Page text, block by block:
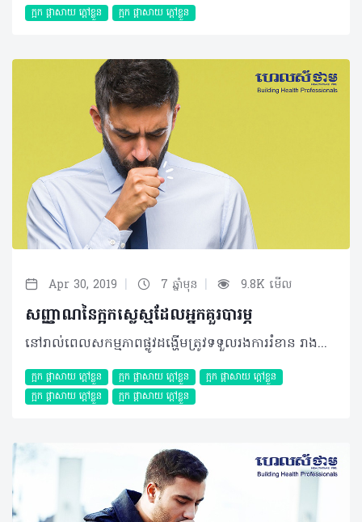
ក្អក ផ្តាសាយ ក្តៅខ្លួន ក្អក ផ្តាសាយ ក្តៅខ្លួន
Apr 30, 2019 | 7 ឆ្នាំមុន | 9.8K មើល
សញ្ញាណនៃក្អកស្លេស្មដែលអ្នកគួរបារម្ភ
នៅរាល់ពេលសកម្មភាពផ្លូវដង្ហើមត្រូវទទួលរងការរំខាន រាងកាយរបស់យើងម្នាក់ៗមានសមត្ថភាពធ្វើការឆ្លើយតបទៅវិញ ដោយអ្នកអាចសង្កេតឃើញស្តែងមានឡើងតាមរយៈការក្អក។ ក្អក ត្រូវបានគេចែកចេញជា ២ប្រភេទ គឺក្អកស្លេស្ម និងក្អកស្ងួត ដែលប្រភេទក្អកទាំងពីរប្រភេទនេះបណ្តាលមកពីរេផ្លិចដោយស្វ័យប្រវត្តិនៃប្រព័ន្ធដង្ហើមក្នុងការរុញច្រានសារធាតុពីខាងក្រៅចេញដើម្បីបញ្ចៀសការបង្ករោគផ្សេងៗ។ យ៉ាងណាក៏ដោយមូលហេតុបង្ក និងលក្ខខណ្ឌដែលគួរឲ្យព្រួយបារម្ភនៃប្រភេទក្អកទាំងពីរមានលក្ខណៈសម្គាល់ផ្សេងៗគ្នា។ អត្ថបទលេខមុន ហេលស៍ថាម ប្រូ បានបង្ហាញរួចមកហើយអំពីសញ្ញាណដែលអ្នកគួរយកចិត្តទុកដាក់ និងការណែនាំពីវិធីព្យាបាលមួយចំនួនចំពោះអាការៈក្អកស្ងួត ហើយលេខនេះ អ្នកអានទាំងអស់នឹងអាចបន្តការស្វែងយល់អំពីអាការៈ ក្អកស្លេស្ម វិញម្តង។ អ្វីជាក្អកស្លេស្ម? ស្លេស្មជាការដាច់ចេញនៃភ្នាសសើម (Mucus) ដែលបានផលិតនៅក្នុងសួត និងផ្លូវដង្ហើមដែលនៅជិតៗនោះ។ ប្រភេទនៃភ្នាសសើមនេះមានតួនាទីក្នុងការការពារមេរោគ និងសារធាតុផ្សេងទៀតដែលបានចូលទៅក្នុងផ្លូវដង្ហើម និងសួត ដោយធ្វើឲ្យសារធាតុរំខានទាំងនោះស្អិតជាប់ និងត្រូវបានបញ្ចេញតាមរយៈការក្អកមកខាងក្រៅវិញ។ មូលហេតុបង្ក ភាគច្រើនក្អកស្លេស្ម បណ្តាលមកពីការបង្ករោគដោយសារបាក់តេរី ឬមេរោគ ការច្រាលទឹកអាស៊ីតក្រពះ ឬបញ្ហាអាល្លែកហ្ស៊ីនានាដែលខុសប្លែកពីមូលហេតុរបស់ក្អកស្ងួត។ ជាក់ស្តែង ប្រសិនបើអ្នកនៅតែបន្តក្អកក្នុងរយៈពេល ២ទៅ៣សប្តាហ៍ដោយមិនបានធូរស្រាល ឬកាន់តែធ្ងន់ធ្ងរនោះមូលហេតុបង្កអាចមានដូចជា៖ - ជំងឺរលាកទងសួត៖ ក្នុងករណីស្រួចស្រាវ ការរលាកនេះអាចបណ្តាលមកពីពពួកបាក់តេរី ឬមេរោគ ប៉ុន្តែក្នុងករណីរ៉ាំរ៉ៃគឺអាចបណ្តាលមកពីការជក់បារី។ ស្លេស្មប្រភេទនេះអាចបញ្ចេញមកមានពណ៌លឿង ប្រផេះ ឬពណ៌បៃតង - ជំងឺរលាកសួត៖ ជាការបង្ករោគនៅក្នុងសួតដោយពពួកបាក់តេរី មេរោគ ឬផ្សិត ដែលអាចបណ្តាលឲ្យមានគ្រោះថ្នាក់ដល់អាយុជីវិត ប្រសិនបើមិនបានព្យាបាលទាន់ពេលវេលា។ ស្លេស្ម ក្នុងការរលាកប្រភេទនេះអាចមានពណ៌លឿង បៃតង ត្នោត ឬមានលាយឡំទៅដោយឈាមទៀតផង - COPD ( Chronic Obstructive Pneumonia Disease)៖ ជាបណ្តុំនៃលក្ខខណ្ធដែលស្តែងឡើងជាការខូចខាតទាំងសរីរាង្គសួត និងទងសួតដែលភាគច្រើនមូលហេតុនៃជំងឺនេះគឺបណ្តាលមកពីការជក់បារី - Cystic Fibrosis៖ ជាប្រភេទជំងឺតំណពូជដែលបណ្តាលមកពីមានការខូចខាតហ្សែន ដោយសភាពផ្លូវដង្ហើមប្រែជារួមតូច ហើយត្រូវបានរាំងខ្ទប់ដោយសារស្លេស្ម ដែលជាហេតុបណ្តាលឲ្យរឹតតែពិបាកក្នុងការដកដង្ហើម។ ម៉្យាងស្លេស្មដែលឡើងក្រាស់នេះបានក្លាយជាលក្ខខណ្ឌដ៏អំណោយផលសម្រាប់ការលូតលាស់របស់បាក់តេរីទៀតផង - ជំងឺហឺត៖ អ្នកជំងឺដែលមានបញ្ហាហឺត តែងមានផ្លូវដង្ហើមដែលងាយទទួលរងប្រតិកម្មជាមួយសារធាតុដែលអាចបង្កឲ្យមានអាល្លែកហ្ស៊ី សារធាតុពុលពីបរិស្ថាន ឬការបង្ករោគនៅផ្លូវដង្ហើម។ ភាពងាយប្រតិកម្មនេះបណ្តាលឲ្យផ្លូវដង្ហើមទៅជារលាក ព្រមទាំងបង្កើតនូវស្លេស្មយ៉ាងច្រើន - ជំងឺរបេង៖ ជាជំងឺផ្លូវដង្ហើមដែលបង្កមកពីមេរោគឈ្មោះ មីកូបាក់តេរ៉ូម (Mycobacterium)។ សញ្ញាណនៃជំងឺនេះមានដូចជា ក្អកស្លេស្មរ៉ាំរ៉ៃពណ៌បៃតង ឬមានឈាម ស្រកទម្ងន់ ក្តៅខ្លួន រងាញាក់ និងបែកញើសពេលយប់ជាដើម។ ករណីប្រញាប់ស្វែងរកការព្យាបាល អ្នកត្រូវប្រញាប់ទៅជួបគ្រូពេទ្យឯកទេសប្រព័ន្ធផ្លូវដង្ហើមជាបន្ទាន់ក្នុងករណីដែល៖ - អាការៈ ក្អក កើតមានឡើងលើសពី ២ទៅ៣សប្តាហ៍ - ការព្យាបាលបែបធម្មជាតិ និងការប្រើប្រាស់ថ្នាំដោយគ្មានវេជ្ជបញ្ជា (OTC Drugs) មិនមានប្រសិទ្ធភាព - ក្តៅខ្លួនលើសពី ៣៨°C - សង្ស័យមានសញ្ញានៃជំងឺរបេង - ក្អកមានឈាម ស្លេស្មពណ៌បៃតង លឿង ប្រផេះ - ពិបាកក្នុងការដកដង្ហើម ដកដង្ហើមញាប់ ឈឺទ្រូង វិលមុខ ឬសន្លប់ជាដើម។ ©2019 រក្សាសិទ្ធិគ្រប់យ៉ាង​ដោយ Healthtime Corporation ចំពោះគ្រប់អត្ថបទដោយគ្មានផ្នែកណាមួយត្រូវបោះពុម្ពផ្សាយចូល ប្រព័ន្ធអុីនធឺណែតឧបករណ៍អេឡិចត្រូនិកអាត់ជាសំឡេងឬថតចំលងគ្រប់រូបភាពដោយគ្មានការអនុញ្ញាតឡើយ
ក្អក ផ្តាសាយ ក្តៅខ្លួន ក្អក ផ្តាសាយ ក្តៅខ្លួន
ក្អក ផ្តាសាយ ក្តៅខ្លួន
ក្អក ផ្តាសាយ ក្តៅខ្លួន
ក្អក ផ្តាសាយ ក្តៅខ្លួន